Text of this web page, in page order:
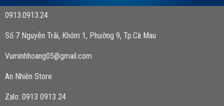
0913.0913.24
Số 7 Nguyễn Trãi, Khóm 1, Phường 9, Tp.Cà Mau
Vuminhhoang05@gmail.com
An Nhiên Store
Zalo: 0913 0913 24